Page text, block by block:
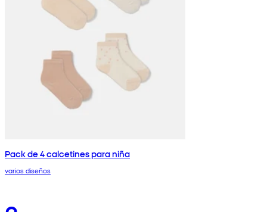
Pack de 4 calcetines para niña
varios diseños